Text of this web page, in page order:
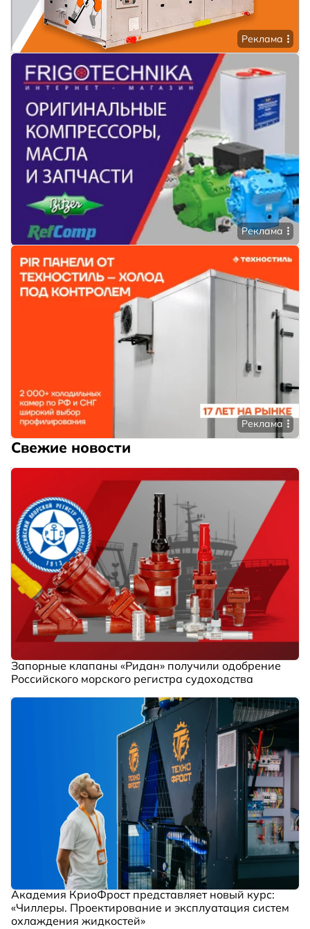
Реклама
Реклама
Реклама
Свежие новости
Запорные клапаны «Ридан» получили одобрение
Российского морского регистра судоходства
Академия КриоФрост представляет новый курс:
«Чиллеры. Проектирование и эксплуатация систем
охлаждения жидкостей»